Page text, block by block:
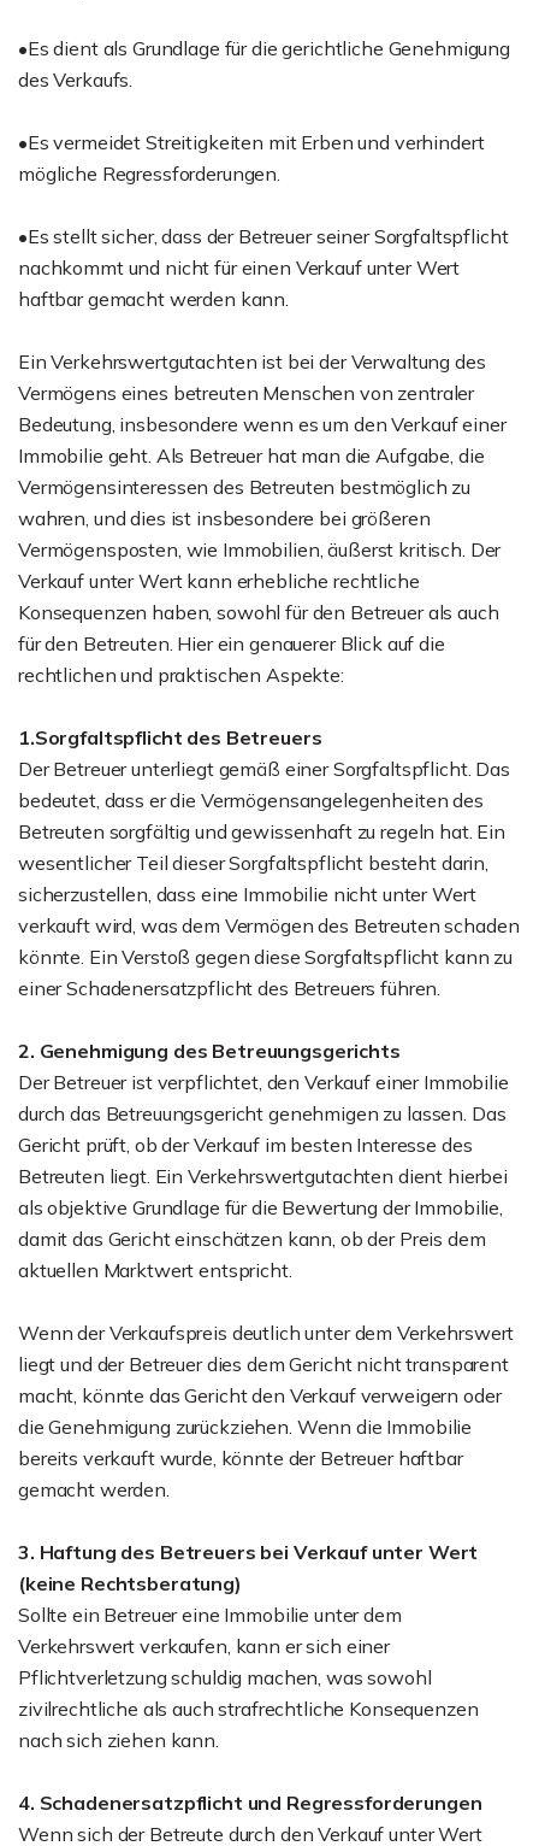
•Es dient als Grundlage für die gerichtliche Genehmigung
des Verkaufs.
•Es vermeidet Streitigkeiten mit Erben und verhindert
mögliche Regressforderungen.
•Es stellt sicher, dass der Betreuer seiner Sorgfaltspflicht
nachkommt und nicht für einen Verkauf unter Wert
haftbar gemacht werden kann.
Ein Verkehrswertgutachten ist bei der Verwaltung des
Vermögens eines betreuten Menschen von zentraler
Bedeutung, insbesondere wenn es um den Verkauf einer
Immobilie geht. Als Betreuer hat man die Aufgabe, die
Vermögensinteressen des Betreuten bestmöglich zu
wahren, und dies ist insbesondere bei größeren
Vermögensposten, wie Immobilien, äußerst kritisch. Der
Verkauf unter Wert kann erhebliche rechtliche
Konsequenzen haben, sowohl für den Betreuer als auch
für den Betreuten. Hier ein genauerer Blick auf die
rechtlichen und praktischen Aspekte:
1.Sorgfaltspflicht des Betreuers
Der Betreuer unterliegt gemäß einer Sorgfaltspflicht. Das
bedeutet, dass er die Vermögensangelegenheiten des
Betreuten sorgfältig und gewissenhaft zu regeln hat. Ein
wesentlicher Teil dieser Sorgfaltspflicht besteht darin,
sicherzustellen, dass eine Immobilie nicht unter Wert
verkauft wird, was dem Vermögen des Betreuten schaden
könnte. Ein Verstoß gegen diese Sorgfaltspflicht kann zu
einer Schadenersatzpflicht des Betreuers führen.
2. Genehmigung des Betreuungsgerichts
Der Betreuer ist verpflichtet, den Verkauf einer Immobilie
durch das Betreuungsgericht genehmigen zu lassen. Das
Gericht prüft, ob der Verkauf im besten Interesse des
Betreuten liegt. Ein Verkehrswertgutachten dient hierbei
als objektive Grundlage für die Bewertung der Immobilie,
damit das Gericht einschätzen kann, ob der Preis dem
aktuellen Marktwert entspricht.
Wenn der Verkaufspreis deutlich unter dem Verkehrswert
liegt und der Betreuer dies dem Gericht nicht transparent
macht, könnte das Gericht den Verkauf verweigern oder
die Genehmigung zurückziehen. Wenn die Immobilie
bereits verkauft wurde, könnte der Betreuer haftbar
gemacht werden.
3. Haftung des Betreuers bei Verkauf unter Wert
(keine Rechtsberatung)
Sollte ein Betreuer eine Immobilie unter dem
Verkehrswert verkaufen, kann er sich einer
Pflichtverletzung schuldig machen, was sowohl
zivilrechtliche als auch strafrechtliche Konsequenzen
nach sich ziehen kann.
4. Schadenersatzpflicht und Regressforderungen
Wenn sich der Betreute durch den Verkauf unter Wert